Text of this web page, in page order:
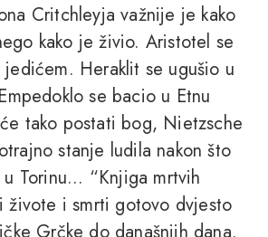
Critchleyja važnije je kako
kako je živio. Aristotel se
Heraklit se ugušio u
se bacio u Etnu
tako postati bog, Nietzsche
stanje ludila nakon što
Torinu... “Knjiga mrtvih
živote i smrti gotovo dvjesto
Grčke do današnjih dana.